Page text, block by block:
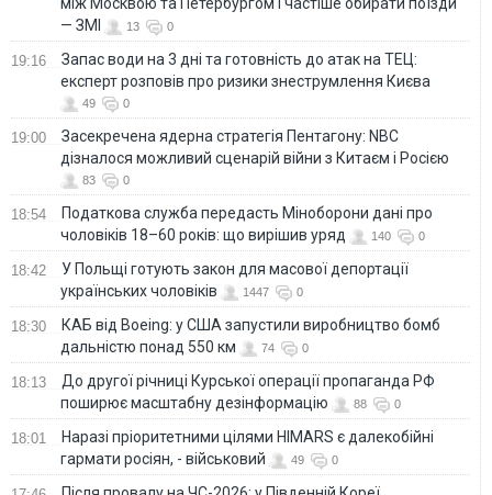
— ЗМІ
13 0
19:16
Запас води на 3 дні та готовність до атак на ТЕЦ:
експерт розповів про ризики знеструмлення Києва
49 0
19:00
Засекречена ядерна стратегія Пентагону: NBC
дізналося можливий сценарій війни з Китаєм і Росією
83 0
18:54
Податкова служба передасть Міноборони дані про
чоловіків 18–60 років: що вирішив уряд
140 0
18:42
У Польщі готують закон для масової депортації
українських чоловіків
1447 0
18:30
КАБ від Boeing: у США запустили виробництво бомб
дальністю понад 550 км
74 0
18:13
До другої річниці Курської операції пропаганда РФ
поширює масштабну дезінформацію
88 0
18:01
Наразі пріоритетними цілями HIMARS є далекобійні
гармати росіян, - військовий
49 0